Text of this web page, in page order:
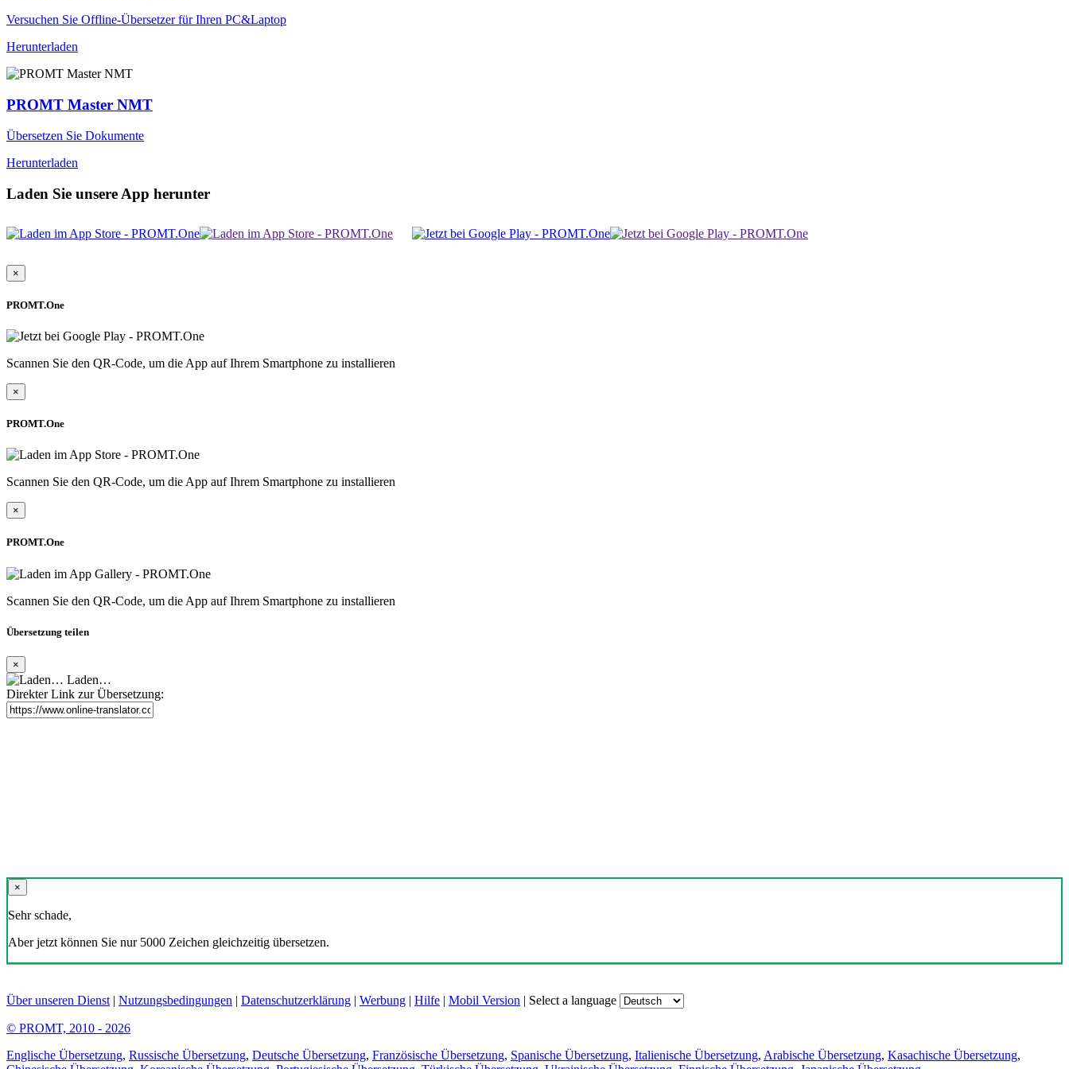
Versuchen Sie Offline-Übersetzer für Ihren PC&Laptop
Herunterladen
PROMT Master NMT
Übersetzen Sie Dokumente
Herunterladen
Laden Sie unsere App herunter
×
PROMT.One
Scannen Sie den QR-Code, um die App auf Ihrem Smartphone zu installieren
×
PROMT.One
Scannen Sie den QR-Code, um die App auf Ihrem Smartphone zu installieren
×
PROMT.One
Scannen Sie den QR-Code, um die App auf Ihrem Smartphone zu installieren
Übersetzung teilen
×
Laden…
Direkter Link zur Übersetzung:
×
Sehr schade,
Aber jetzt können Sie nur 5000 Zeichen gleichzeitig übersetzen.
Über unseren Dienst | Nutzungsbedingungen | Datenschutzerklärung | Werbung | Hilfe | Mobil Version | Select a language
© PROMT, 2010 - 2026
Englische Übersetzung, Russische Übersetzung, Deutsche Übersetzung, Französische Übersetzung, Spanische Übersetzung, Italienische Übersetzung, Arabische Übersetzung, Kasachische Übersetzung,